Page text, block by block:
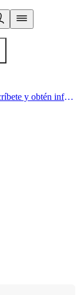
Acá comienza un estilo de vida saludable. Subscríbete y obtén información de primera mano